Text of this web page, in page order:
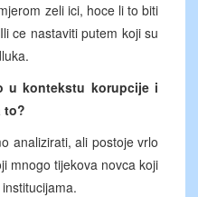
zeli ici, hoce li to biti
ce nastaviti putem koji su
u kontekstu korupcije i
to?
analizirati, ali postoje vrlo
mnogo tijekova novca koji